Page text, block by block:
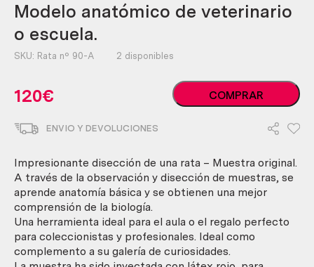
Modelo anatómico de veterinario
o escuela.
SKU: Rata nº 90-A 2 disponibles
120€
Rata
diseccionada
de
veterinario
o
cantidad
COMPRAR
ENVIO Y DEVOLUCIONES
Impresionante disección de una rata – Muestra original.
A través de la observación y disección de muestras, se
aprende anatomía básica y se obtienen una mejor
comprensión de la biología.
Una herramienta ideal para el aula o el regalo perfecto
para coleccionistas y profesionales. Ideal como
complemento a su galería de curiosidades.